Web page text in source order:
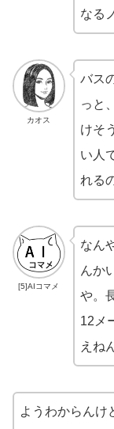
なる
カオス
バス
っと
けそ
い人
れる
[5]AIコマメ
なん
んか
や。
12メ
えね
ようわからんけ